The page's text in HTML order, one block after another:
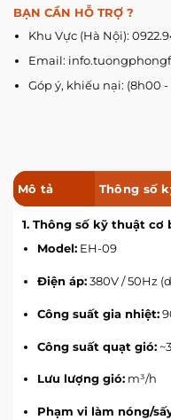
BẠN CẦN HỖ TRỢ ?
Khu Vực (Hà Nội):
Email:
Góp ý, khiếu nại: (8h00 -
Mô tả Thông số
1. Thông số kỹ thuật cơ
Model:EH-09
Điện áp:380V / 50Hz
Công suất gia nhiệt:
Công suất quạt gió:
Lưu lượng gió:m³/h
Phạm vi làm nóng/